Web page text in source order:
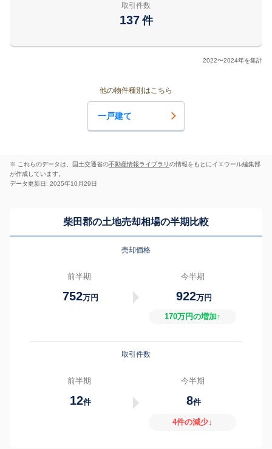
取引件数
137 件
2022〜2024年を集計
他の物件種別はこちら
一戸建て
※ これらのデータは、国土交通省の不動産情報ライブラリの情報をもとにイエウール編集部
が作成しています。
データ更新日: 2025年10月29日
柴田郡の土地売却相場の半期比較
売却価格
前半期
752万円
今半期
922万円
170万円の増加↑
取引件数
前半期
12件
今半期
8件
4件の減少↓